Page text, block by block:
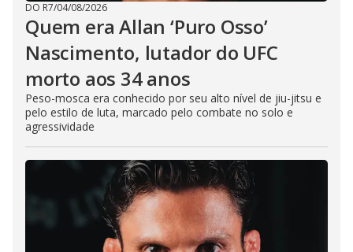
DO R7/04/08/2026
Quem era Allan ‘Puro Osso’
Nascimento, lutador do UFC
morto aos 34 anos
Peso-mosca era conhecido por seu alto nível de jiu-jitsu e
pelo estilo de luta, marcado pelo combate no solo e
agressividade